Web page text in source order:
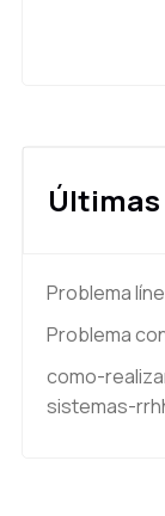
Problema
Problema
como-
sistemas-